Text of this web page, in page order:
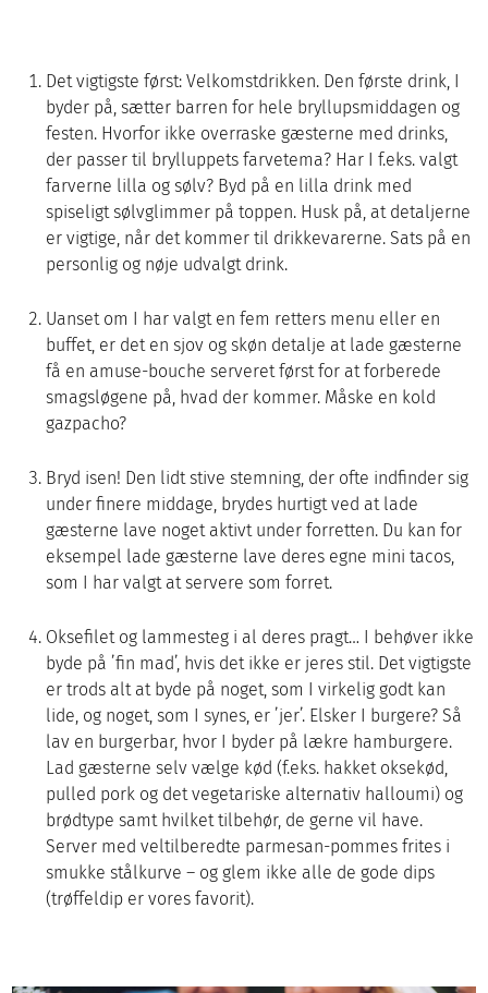
Det vigtigste først: Velkomstdrikken. Den første drink, I
byder på, sætter barren for hele bryllupsmiddagen og
festen. Hvorfor ikke overraske gæsterne med drinks,
der passer til brylluppets farvetema? Har I f.eks. valgt
farverne lilla og sølv? Byd på en lilla drink med
spiseligt sølvglimmer på toppen. Husk på, at detaljerne
er vigtige, når det kommer til drikkevarerne. Sats på en
personlig og nøje udvalgt drink.
Uanset om I har valgt en fem retters menu eller en
buffet, er det en sjov og skøn detalje at lade gæsterne
få en amuse-bouche serveret først for at forberede
smagsløgene på, hvad der kommer. Måske en kold
gazpacho?
Bryd isen! Den lidt stive stemning, der ofte indfinder sig
under finere middage, brydes hurtigt ved at lade
gæsterne lave noget aktivt under forretten. Du kan for
eksempel lade gæsterne lave deres egne mini tacos,
som I har valgt at servere som forret.
Oksefilet og lammesteg i al deres pragt… I behøver ikke
byde på ’fin mad’, hvis det ikke er jeres stil. Det vigtigste
er trods alt at byde på noget, som I virkelig godt kan
lide, og noget, som I synes, er ’jer’. Elsker I burgere? Så
lav en burgerbar, hvor I byder på lækre hamburgere.
Lad gæsterne selv vælge kød (f.eks. hakket oksekød,
pulled pork og det vegetariske alternativ halloumi) og
brødtype samt hvilket tilbehør, de gerne vil have.
Server med veltilberedte parmesan-pommes frites i
smukke stålkurve – og glem ikke alle de gode dips
(trøffeldip er vores favorit).